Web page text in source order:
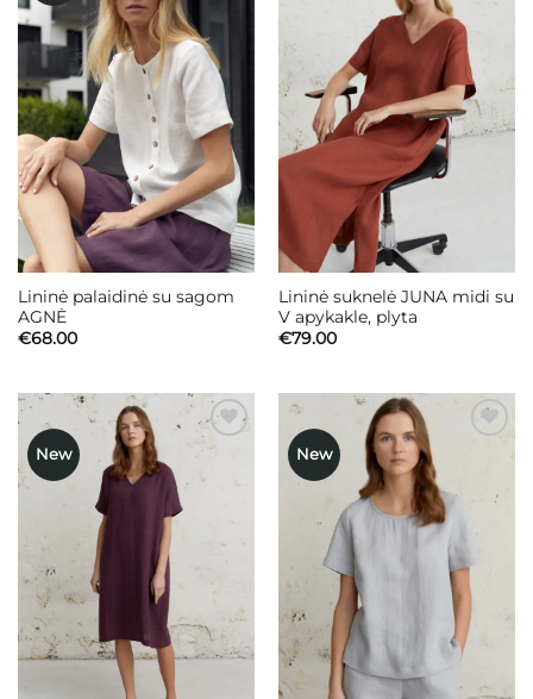
Mėgstamiausias
Lininė palaidinė su sagom
AGNĖ
€68.00
Mėgstamiausias
Lininė suknelė JUNA midi su
V apykakle, plyta
€79.00
New
Mėgstamiausias
New
Mėgstamiausias